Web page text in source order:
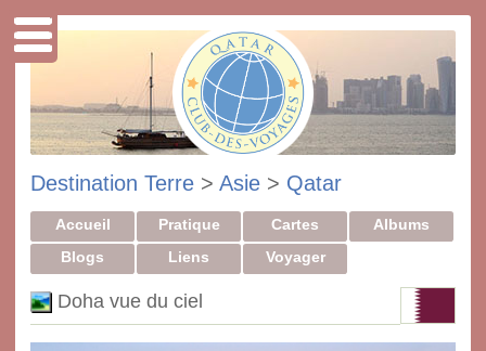
Destination Terre > Asie > Qatar
Accueil Pratique Cartes
Albums
Blogs
Liens Voyager
Doha vue du ciel